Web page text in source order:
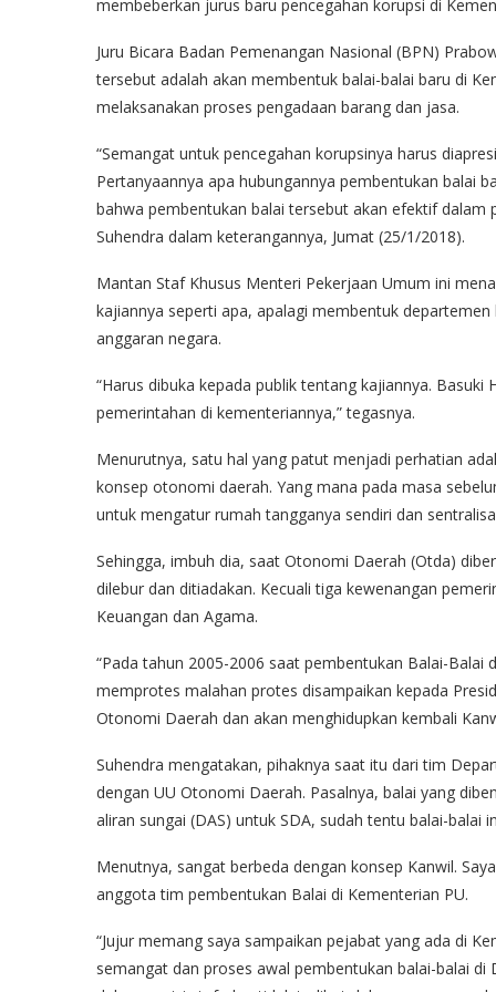
membeberkan jurus baru pencegahan korupsi di
Juru Bicara Badan Pemenangan Nasional (BPN)
tersebut adalah akan membentuk balai-balai baru di
melaksanakan proses pengadaan barang dan jasa.
“Semangat untuk pencegahan korupsinya harus
Pertanyaannya apa hubungannya pembentukan balai
bahwa pembentukan balai tersebut akan efektif dalam
Suhendra dalam keterangannya, Jumat (25/1/2018).
Mantan Staf Khusus Menteri Pekerjaan Umum ini
kajiannya seperti apa, apalagi membentuk
anggaran negara.
“Harus dibuka kepada publik tentang kajiannya.
pemerintahan di kementeriannya,” tegasnya.
Menurutnya, satu hal yang patut menjadi perhatian
konsep otonomi daerah. Yang mana pada masa
untuk mengatur rumah tangganya sendiri dan
Sehingga, imbuh dia, saat Otonomi Daerah (Otda)
dilebur dan ditiadakan. Kecuali tiga kewenangan
Keuangan dan Agama.
“Pada tahun 2005-2006 saat pembentukan Balai-
memprotes malahan protes disampaikan kepada
Otonomi Daerah dan akan menghidupkan kembali
Suhendra mengatakan, pihaknya saat itu dari tim
dengan UU Otonomi Daerah. Pasalnya, balai yang
aliran sungai (DAS) untuk SDA, sudah tentu balai-balai
Menutnya, sangat berbeda dengan konsep Kanwil.
anggota tim pembentukan Balai di Kementerian PU.
“Jujur memang saya sampaikan pejabat yang ada di
semangat dan proses awal pembentukan balai-balai